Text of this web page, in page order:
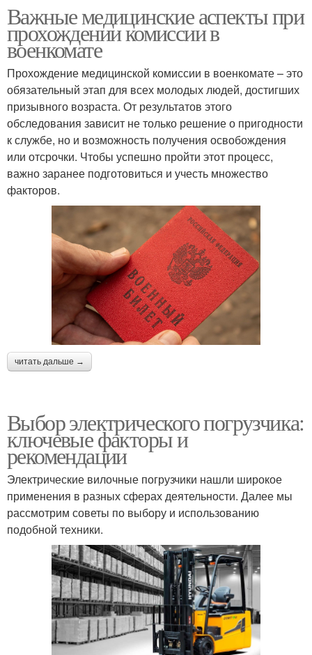
Важные медицинские аспекты при
прохождении комиссии в
военкомате
Прохождение медицинской комиссии в военкомате – это
обязательный этап для всех молодых людей, достигших
призывного возраста. От результатов этого
обследования зависит не только решение о пригодности
к службе, но и возможность получения освобождения
или отсрочки. Чтобы успешно пройти этот процесс,
важно заранее подготовиться и учесть множество
факторов.
читать дальше →
Выбор электрического погрузчика:
ключевые факторы и
рекомендации
Электрические вилочные погрузчики нашли широкое
применения в разных сферах деятельности. Далее мы
рассмотрим советы по выбору и использованию
подобной техники.